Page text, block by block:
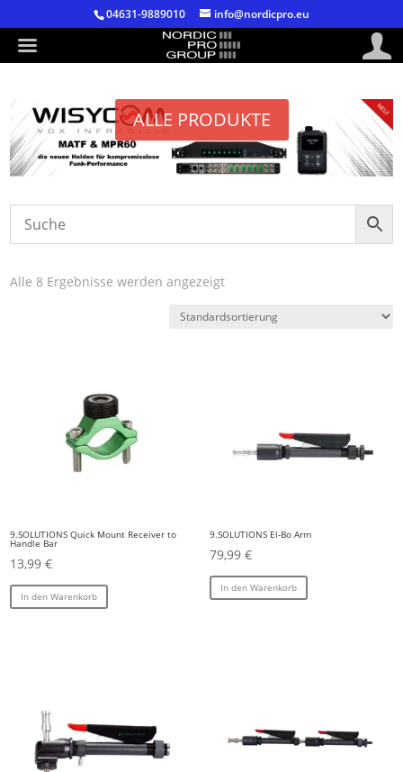
04631-9889010 info@nordicpro.eu
ALLE PRODUKTE
Alle 8 Ergebnisse werden angezeigt
9.SOLUTIONS Quick Mount Receiver to
Handle Bar
13,99€
In den Warenkorb
9.SOLUTIONS El-Bo Arm
79,99 €
In den Warenkorb